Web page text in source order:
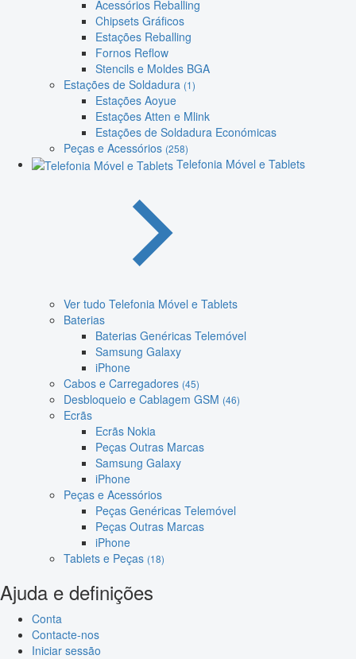
Acessórios Reballing
Chipsets Gráficos
Estações Reballing
Fornos Reflow
Stencils e Moldes BGA
Estações de Soldadura (1)
Estações Aoyue
Estações Atten e Mlink
Estações de Soldadura Económicas
Peças e Acessórios (258)
Telefonia Móvel e Tablets
Ver tudo Telefonia Móvel e Tablets
Baterias
Baterias Genéricas Telemóvel
Samsung Galaxy
iPhone
Cabos e Carregadores (45)
Desbloqueio e Cablagem GSM (46)
Ecrãs
Ecrãs Nokia
Peças Outras Marcas
Samsung Galaxy
iPhone
Peças e Acessórios
Peças Genéricas Telemóvel
Peças Outras Marcas
iPhone
Tablets e Peças (18)
Ajuda e definições
Conta
Contacte-nos
Iniciar sessão